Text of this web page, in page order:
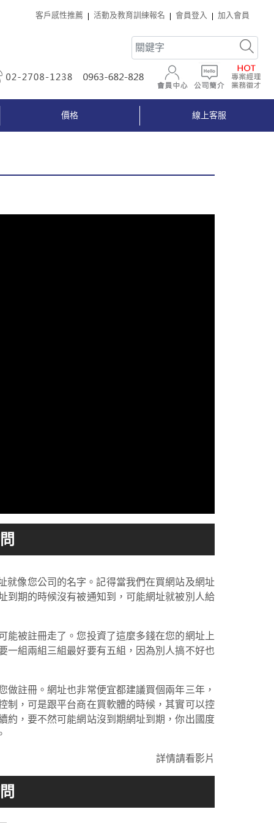
客戶感性推薦 活動及教育訓練報名 會員登入 加入會員
0963-682-828會員中心 公司簡介
價格 線上客服
就像您公司的名字。記得當我們在買網站及網址
到期的時候沒有被通知到，可能網址就被別人給
能被註冊走了。您投資了這麼多錢在您的網址上
一組兩組三組最好要有五組，因為別人搞不好也
註冊。網址也非常便宜都建議買個兩年三年，
制，可是跟平台商在買軟體的時候，其實可以控
約，要不然可能網站沒到期網址到期，你出國度
詳情請看影片